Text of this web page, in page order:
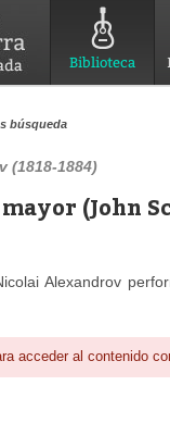
Biblioteca
búsqueda
(1818-1884)
(John
Alexandrov
acceder al contenido